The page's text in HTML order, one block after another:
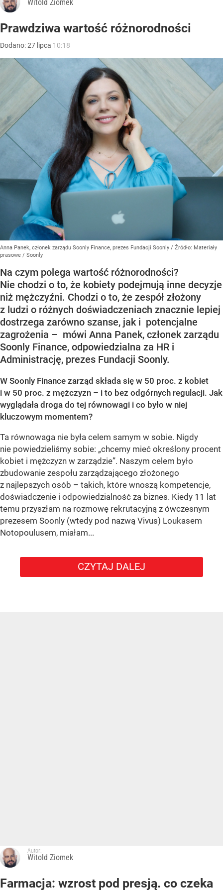
Witold Ziomek
Prawdziwa wartość różnorodności
Dodano:27 lipca 10:18
Anna Panek, członek zarządu Soonly Finance, prezes Fundacji Soonly / Źródło: Materiały
prasowe / Soonly
Na czym polega wartość różnorodności?
Nie chodzi o to, że kobiety podejmują inne decyzje
niż mężczyźni. Chodzi o to, że zespół złożony
z ludzi o różnych doświadczeniach znacznie lepiej
dostrzega zarówno szanse, jak i potencjalne
zagrożenia – mówi Anna Panek, członek zarządu
Soonly Finance, odpowiedzialna za HR i
Administrację, prezes Fundacji Soonly.
W Soonly Finance zarząd składa się w 50 proc. z kobiet
i w 50 proc. z mężczyzn – i to bez odgórnych regulacji. Jak
wyglądała droga do tej równowagi i co było w niej
kluczowym momentem?
Ta równowaga nie była celem samym w sobie. Nigdy
nie powiedzieliśmy sobie: „chcemy mieć określony procent
kobiet i mężczyzn w zarządzie”. Naszym celem było
zbudowanie zespołu zarządzającego złożonego
z najlepszych osób – takich, które wnoszą kompetencje,
doświadczenie i odpowiedzialność za biznes. Kiedy 11 lat
temu przyszłam na rozmowę rekrutacyjną z ówczesnym
prezesem Soonly (wtedy pod nazwą Vivus) Loukasem
Notopoulusem, miałam...
CZYTAJ DALEJ
Autor:
Witold Ziomek
Farmacja: wzrost pod presją. co czeka